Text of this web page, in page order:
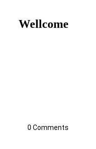
Wellcome
0 Comments